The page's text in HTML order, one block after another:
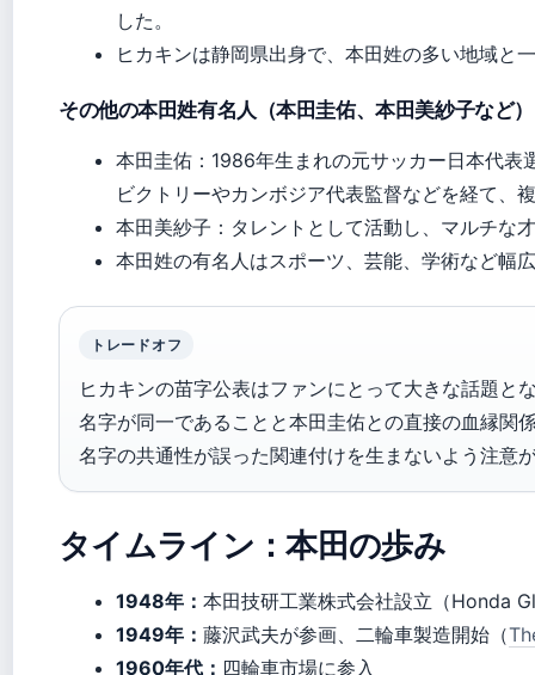
した。
ヒカキンは静岡県出身で、本田姓の多い地域と
その他の本田姓有名人（本田圭佑、本田美紗子など）
本田圭佑：1986年生まれの元サッカー日本代
ビクトリーやカンボジア代表監督などを経て、
本田美紗子：タレントとして活動し、マルチな
本田姓の有名人はスポーツ、芸能、学術など幅
トレードオフ
ヒカキンの苗字公表はファンにとって大きな話題と
名字が同一であることと本田圭佑との直接の血縁関
名字の共通性が誤った関連付けを生まないよう注意
タイムライン：本田の歩み
1948年： 本田技研工業株式会社設立（Honda
1949年： 藤沢武夫が参画、二輪車製造開始（
1960年代： 四輪車市場に参入